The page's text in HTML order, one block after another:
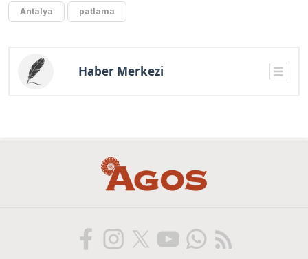
Antalya patlama
Haber Merkezi